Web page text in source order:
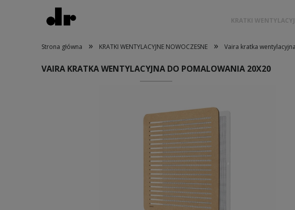
KRATKI
Strona główna » KRATKI WENTYLACYJNE NOWOCZESNE » Vaira kratka
VAIRA KRATKA WENTYLACYJNA DO POMALOWANIA 20X20